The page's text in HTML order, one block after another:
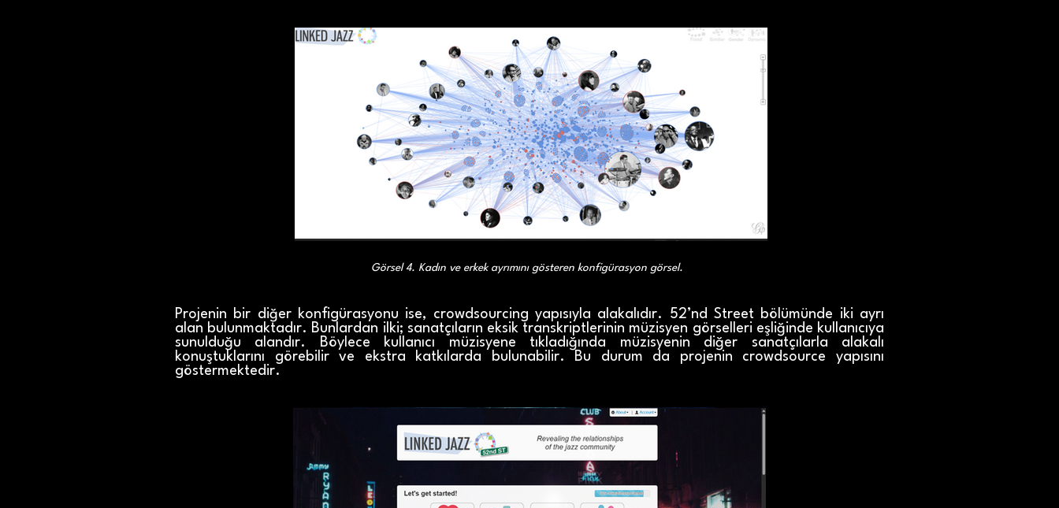
Görsel 4. Kadın ve erkek ayrımını gösteren konfigürasyon görsel.
Projenin bir diğer konfigürasyonu ise, crowdsourcing yapısıyla alakalıdır. 52’nd Street bölümünde iki ayrı
alan bulunmaktadır. Bunlardan ilki; sanatçıların eksik transkriptlerinin müzisyen görselleri eşliğinde kullanıcıya
sunulduğu alandır. Böylece kullanıcı müzisyene tıkladığında müzisyenin diğer sanatçılarla alakalı
konuştuklarını görebilir ve ekstra katkılarda bulunabilir. Bu durum da projenin crowdsource yapısını
göstermektedir.